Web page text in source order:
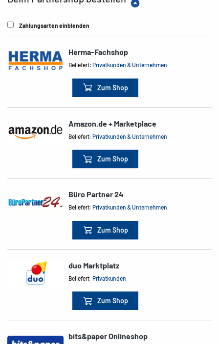
Zahlungsarten einblenden
Herma-Fachshop
Beliefert:Privatkunden & Unternehmen
Zum Shop
Amazon.de + Marketplace
Beliefert:Privatkunden & Unternehmen
Zum Shop
Büro Partner 24
Beliefert:Privatkunden & Unternehmen
Zum Shop
duo Marktplatz
Beliefert:Privatkunden
Zum Shop
bits&paper Onlineshop